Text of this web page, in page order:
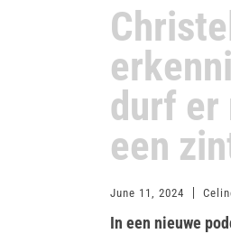
durf er
een
June 11, 2024
In een nieuwe